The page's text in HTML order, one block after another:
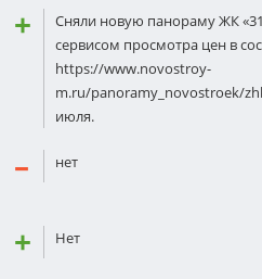
Сняли новую панораму ЖК
сервисом просмотра цен в
https://www.novostroy-
m.ru/panoramy_novostroek/
июля.
нет
Нет